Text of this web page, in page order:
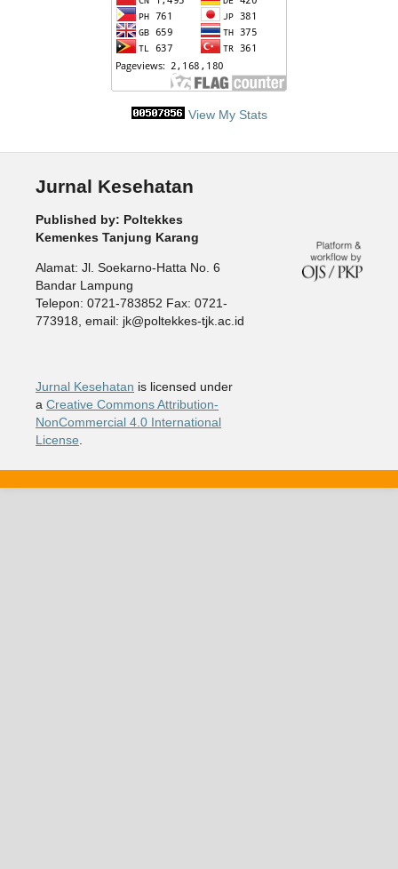
View My Stats
Jurnal Kesehatan
Published by: Poltekkes
Kemenkes Tanjung Karang
Alamat: Jl. Soekarno-Hatta No. 6
Bandar Lampung
Telepon: 0721-783852 Fax: 0721-
773918, email: jk@poltekkes-tjk.ac.id
Jurnal Kesehatan is licensed under
a Creative Commons Attribution-
NonCommercial 4.0 International
License